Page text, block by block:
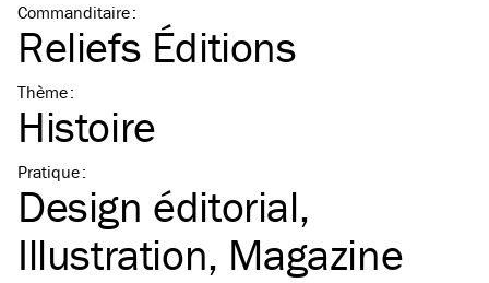
Commanditaire:
Reliefs Éditions
Thème:
Histoire
Pratique:
Design éditorial
Illustration Magazine